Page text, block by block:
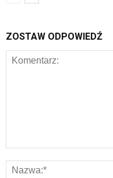
ZOSTAW ODPOWIEDŹ